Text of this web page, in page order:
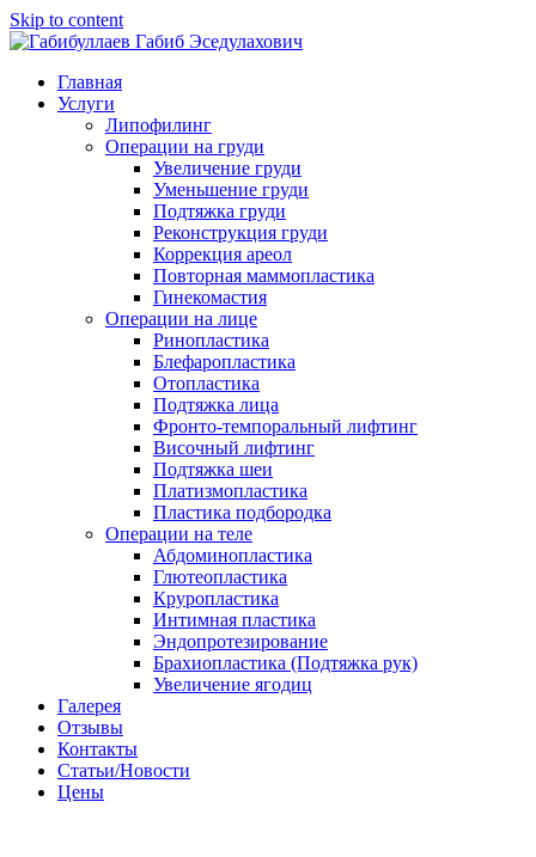
Skip to content
Главная
Услуги
Липофилинг
Операции на груди
Увеличение груди
Уменьшение груди
Подтяжка груди
Реконструкция груди
Коррекция ареол
Повторная маммопластика
Гинекомастия
Операции на лице
Ринопластика
Блефаропластика
Отопластика
Подтяжка лица
Фронто-темпоральный лифтинг
Височный лифтинг
Подтяжка шеи
Платизмопластика
Пластика подбородка
Операции на теле
Абдоминопластика
Глютеопластика
Круропластика
Интимная пластика
Эндопротезирование
Брахиопластика (Подтяжка рук)
Увеличение ягодиц
Галерея
Отзывы
Контакты
Статьи/Новости
Цены